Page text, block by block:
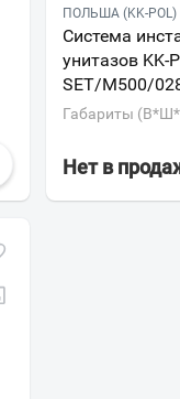
ПОЛЬША (KK-POL)
Система
унитазов KK-
SET/M500/
Габариты
Нет в
Сменить